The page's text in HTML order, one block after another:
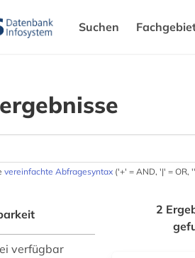
Suchen
vereinfachte Abfragesyntax ('+' = AND, '|' = OR,
verfügbar
2